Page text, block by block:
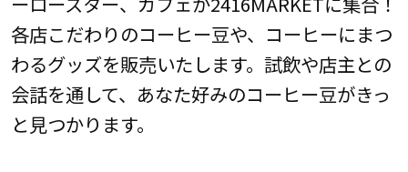
各店こだわりのコーヒー豆や、コーヒーにまつ
わるグッズを販売いたします。試飲や店主との
会話を通して、あなた好みのコーヒー豆がきっ
と見つかります。